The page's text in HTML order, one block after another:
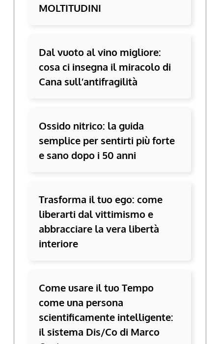
MOLTITUDINI
Dal vuoto al vino migliore:
cosa ci insegna il miracolo di
Cana sull’antifragilità
Ossido nitrico: la guida
semplice per sentirti più forte
e sano dopo i 50 anni
Trasforma il tuo ego: come
liberarti dal vittimismo e
abbracciare la vera libertà
interiore
Come usare il tuo Tempo
come una persona
scientificamente intelligente:
il sistema Dis/Co di Marco